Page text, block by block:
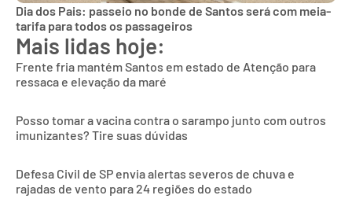
Dia dos Pais: passeio no bonde de Santos será com meia-
tarifa para todos os passageiros
Mais lidas hoje:
Frente fria mantém Santos em estado de Atenção para
ressaca e elevação da maré
Posso tomar a vacina contra o sarampo junto com outros
imunizantes? Tire suas dúvidas
Defesa Civil de SP envia alertas severos de chuva e
rajadas de vento para 24 regiões do estado